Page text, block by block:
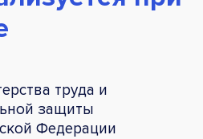
труда и
защиты
Федерации